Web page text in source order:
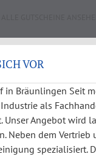
VOR
Bräunlingen Seit
als
Angebot wird
Neben dem Vertrieb
spezialisiert.